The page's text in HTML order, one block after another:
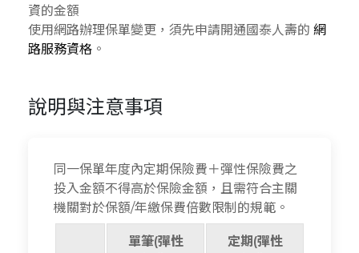
資的金額
使用網路辦理保單變更，須先申請開通國泰人壽的 網
路服務資格 。
說明與注意事項
同一保單年度內定期保險費＋彈性保險費之
投入金額不得高於保險金額，且需符合主關
機關對於保額/年繳保費倍數限制的規範。
單筆(彈性
定期(彈性